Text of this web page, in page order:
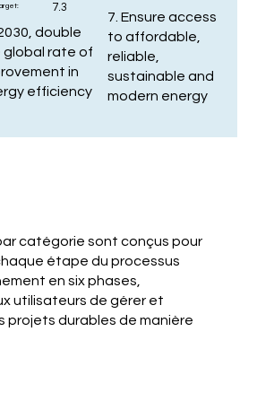
7.3
double
global rate of
in
efficiency
7. Ensure access
to affordable,
reliable,
sustainable and
modern energy
catégorie sont conçus pour
étape du processus
en six phases,
utilisateurs de gérer et
projets durables de manière